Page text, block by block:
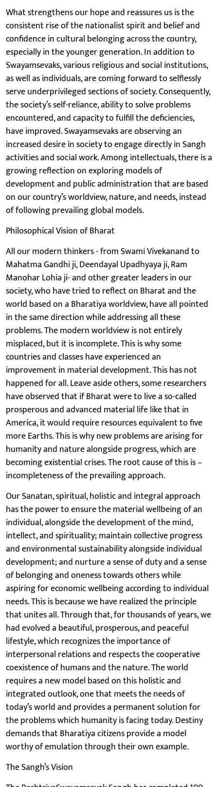
What strengthens our hope and reassures us is the
consistent rise of the nationalist spirit and belief and
confidence in cultural belonging across the country,
especially in the younger generation. In addition to
Swayamsevaks, various religious and social institutions,
as well as individuals, are coming forward to selflessly
serve underprivileged sections of society. Consequently,
the society’s self-reliance, ability to solve problems
encountered, and capacity to fulfill the deficiencies,
have improved. Swayamsevaks are observing an
increased desire in society to engage directly in Sangh
activities and social work. Among intellectuals, there is a
growing reflection on exploring models of
development and public administration that are based
on our country’s worldview, nature, and needs, instead
of following prevailing global models.
Philosophical Vision of Bharat
All our modern thinkers - from Swami Vivekanand to
Mahatma Gandhi ji, Deendayal Upadhyaya ji, Ram
Manohar Lohia ji- and other greater leaders in our
society, who have tried to reflect on Bharat and the
world based on a Bharatiya worldview, have all pointed
in the same direction while addressing all these
problems. The modern worldview is not entirely
misplaced, but it is incomplete. This is why some
countries and classes have experienced an
improvement in material development. This has not
happened for all. Leave aside others, some researchers
have observed that if Bharat were to live a so-called
prosperous and advanced material life like that in
America, it would require resources equivalent to five
more Earths. This is why new problems are arising for
humanity and nature alongside progress, which are
becoming existential crises. The root cause of this is –
incompleteness of the prevailing approach.
Our Sanatan, spiritual, holistic and integral approach
has the power to ensure the material wellbeing of an
individual, alongside the development of the mind,
intellect, and spirituality; maintain collective progress
and environmental sustainability alongside individual
development; and nurture a sense of duty and a sense
of belonging and oneness towards others while
aspiring for economic wellbeing according to individual
needs. This is because we have realized the principle
that unites all. Through that, for thousands of years, we
had evolved a beautiful, prosperous, and peaceful
lifestyle, which recognizes the importance of
interpersonal relations and respects the cooperative
coexistence of humans and the nature. The world
requires a new model based on this holistic and
integrated outlook, one that meets the needs of
today’s world and provides a permanent solution for
the problems which humanity is facing today. Destiny
demands that Bharatiya citizens provide a model
worthy of emulation through their own example.
The Sangh’s Vision